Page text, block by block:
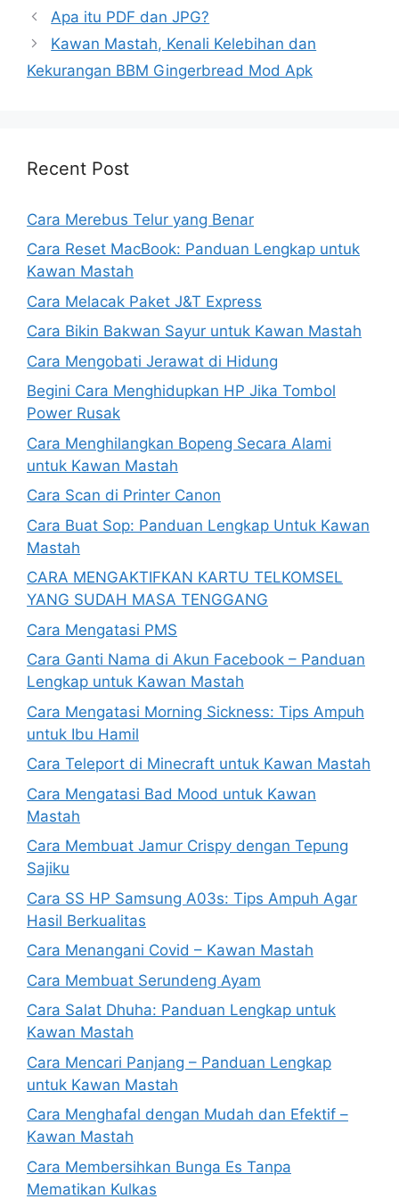
Apa itu PDF dan JPG?
Kawan Mastah, Kenali Kelebihan dan
Kekurangan BBM Gingerbread Mod Apk
Recent Post
Cara Merebus Telur yang Benar
Cara Reset MacBook: Panduan Lengkap untuk
Kawan Mastah
Cara Melacak Paket J&T Express
Cara Bikin Bakwan Sayur untuk Kawan Mastah
Cara Mengobati Jerawat di Hidung
Begini Cara Menghidupkan HP Jika Tombol
Power Rusak
Cara Menghilangkan Bopeng Secara Alami
untuk Kawan Mastah
Cara Scan di Printer Canon
Cara Buat Sop: Panduan Lengkap Untuk Kawan
Mastah
CARA MENGAKTIFKAN KARTU TELKOMSEL
YANG SUDAH MASA TENGGANG
Cara Mengatasi PMS
Cara Ganti Nama di Akun Facebook – Panduan
Lengkap untuk Kawan Mastah
Cara Mengatasi Morning Sickness: Tips Ampuh
untuk Ibu Hamil
Cara Teleport di Minecraft untuk Kawan Mastah
Cara Mengatasi Bad Mood untuk Kawan
Mastah
Cara Membuat Jamur Crispy dengan Tepung
Sajiku
Cara SS HP Samsung A03s: Tips Ampuh Agar
Hasil Berkualitas
Cara Menangani Covid – Kawan Mastah
Cara Membuat Serundeng Ayam
Cara Salat Dhuha: Panduan Lengkap untuk
Kawan Mastah
Cara Mencari Panjang – Panduan Lengkap
untuk Kawan Mastah
Cara Menghafal dengan Mudah dan Efektif –
Kawan Mastah
Cara Membersihkan Bunga Es Tanpa
Mematikan Kulkas